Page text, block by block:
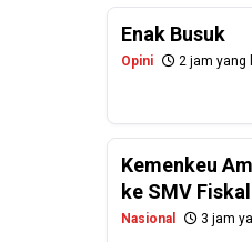
Enak Busuk
Opini 2 jam yang
Kemenkeu
ke SMV Fiskal
Nasional 3 jam